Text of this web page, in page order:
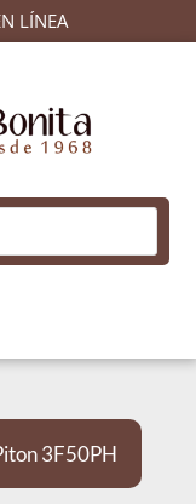
LÍNEA
3F50PH